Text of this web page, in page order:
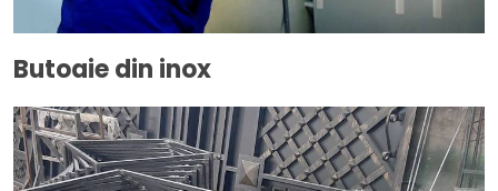
Butoaie din inox